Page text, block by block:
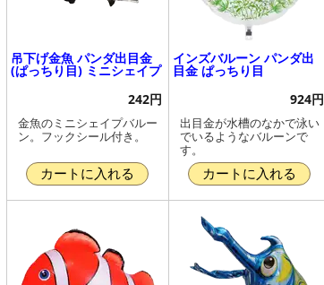
吊下げ金魚 パンダ出目金
(ぱっちり目) ミニシェイプ
242円
金魚のミニシェイプバルー
ン。フックシール付き。
カートに入れる
インズバルーン パンダ出
目金 ぱっちり目
924円
出目金が水槽のなかで泳い
でいるようなバルーンで
す。
カートに入れる